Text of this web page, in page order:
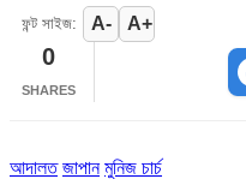
ফন্ট সাইজ: A- A+
0
SHARES
আদালত জাপান মুনিজ চার্চ